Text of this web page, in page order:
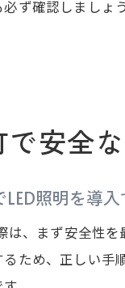
ず確認しまし
安全
照明を導
は、まず安全性
ため、正しい手